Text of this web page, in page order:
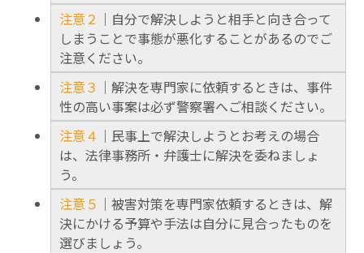
注意２ ｜自分で解決しようと相手と向き合って
しまうことで事態が悪化することがあるのでご
注意ください。
注意３ ｜解決を専門家に依頼するときは、事件
性の高い事案は必ず警察署へご相談ください。
注意４ ｜民事上で解決しようとお考えの場合
は、法律事務所・弁護士に解決を委ねましょ
う。
注意５ ｜被害対策を専門家依頼するときは、解
決にかける予算や手法は自分に見合ったものを
選びましょう。